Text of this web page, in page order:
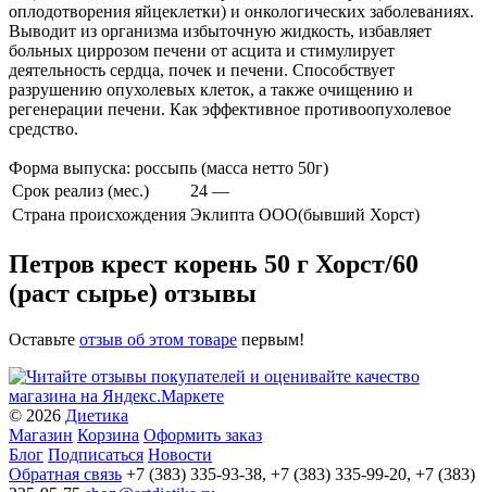
оплодотворения яйцеклетки) и онкологических заболеваниях.
Выводит из организма избыточную жидкость, избавляет
больных циррозом печени от асцита и стимулирует
деятельность сердца, почек и печени. Способствует
разрушению опухолевых клеток, а также очищению и
регенерации печени. Как эффективное противоопухолевое
средство.
Форма выпуска: россыпь (масса нетто 50г)
Срок реализ (мес.)
24 —
Страна происхождения Эклипта ООО(бывший Хорст)
Петров крест корень 50 г Хорст/60
(раст сырье) отзывы
Оставьте отзыв об этом товаре первым!
© 2026 Диетика
Магазин Корзина Оформить заказ
Блог Подписаться Новости
Обратная связь +7 (383) 335-93-38, +7 (383) 335-99-20, +7 (383)